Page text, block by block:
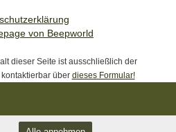
von Beepworld
dieser Seite ist ausschließlich der
über dieses Formular!